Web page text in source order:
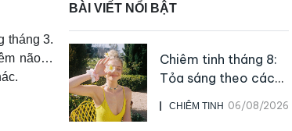
tháng 3.
não…
BÀI VIẾT NỔI BẬT
CHIÊM TINH 06/08/2026
Chiêm tinh tháng 8:
Tỏa sáng theo cách
của chính mình